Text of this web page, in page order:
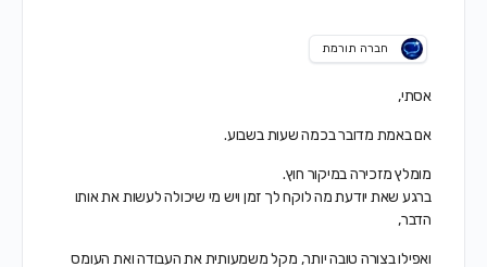
חברה תורמת
אסתי,
אם באמת מדובר בכמה שעות בשבוע.
מומלץ מזכירה במיקור חוץ.
ברגע שאת יודעת מה לוקח לך זמן ויש מי שיכולה לעשות את אותו
הדבר,
ואפילו בצורה טובה יותר, מקל משמעותית את העבודה ואת העומס